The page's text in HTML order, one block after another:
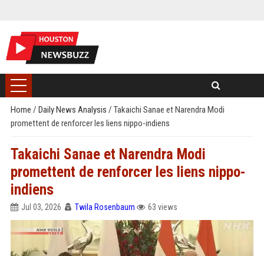
Home / Daily News Analysis / Takaichi Sanae et Narendra Modi
promettent de renforcer les liens nippo-indiens
Takaichi Sanae et Narendra Modi
promettent de renforcer les liens nippo-
indiens
Jul 03, 2026 Twila Rosenbaum 63 views